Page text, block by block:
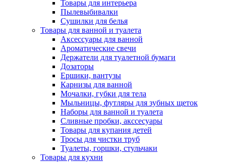
Товары для интерьера
Пылевыбивалки
Сушилки для белья
Товары для ванной и туалета
Аксессуары для ванной
Ароматические свечи
Держатели для туалетной бумаги
Дозаторы
Ершики, вантузы
Карнизы для ванной
Мочалки, губки для тела
Мыльницы, футляры для зубных щеток
Наборы для ванной и туалета
Сливные пробки, акссесуары
Товары для купания детей
Тросы для чистки труб
Туалеты, горшки, стульчаки
Товары для кухни